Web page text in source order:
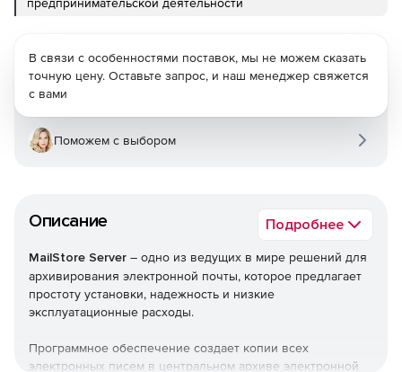
Описание Подробнее
MailStore Server – одно из ведущих в мире решений для
архивирования электронной почты, которое предлагает
простоту установки, надежность и низкие
эксплуатационные расходы.
Программное обеспечение создает копии всех
электронных писем в центральном архиве электронной
В связи с особенностями поставок, мы не можем сказать
точную цену. Оставьте запрос, и наш менеджер свяжется
с вами
Поможем с выбором